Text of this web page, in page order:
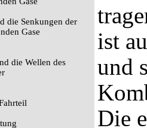
die Senkungen der
Gase
die Wellen des
ist
und
Die